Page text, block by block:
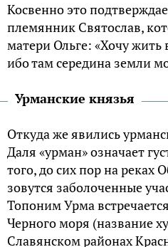
Косвенно это
племянник Святослав,
матери Ольге: «Хочу жить
ибо там середина земли
Урманские князья
Откуда же явились
Даля «урман» означает
того, до сих пор на
зовутся заболоченные
Топоним Урма
Черного моря (нaзвaние
Cлaвянском рaйонaх